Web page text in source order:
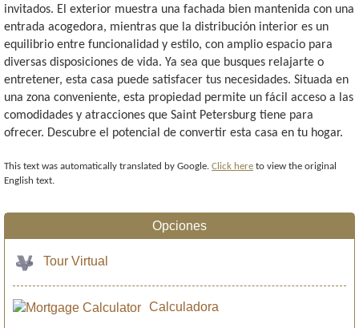
invitados. El exterior muestra una fachada bien mantenida con una
entrada acogedora, mientras que la distribución interior es un
equilibrio entre funcionalidad y estilo, con amplio espacio para
diversas disposiciones de vida. Ya sea que busques relajarte o
entretener, esta casa puede satisfacer tus necesidades. Situada en
una zona conveniente, esta propiedad permite un fácil acceso a las
comodidades y atracciones que Saint Petersburg tiene para
ofrecer. Descubre el potencial de convertir esta casa en tu hogar.
This text was automatically translated by Google. Click here to view the original
English text.
Opciones
Tour Virtual
Calculadora